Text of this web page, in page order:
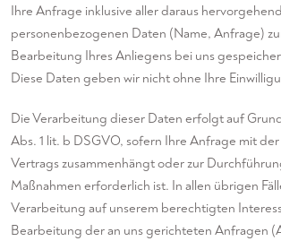
Ihre Anfrage inklusive aller daraus
personenbezogenen Daten (Name, Anfrage)
Bearbeitung Ihres Anliegens bei uns
Diese Daten geben wir nicht ohne Ihre
Die Verarbeitung dieser Daten erfolgt auf
Abs. 1 lit. b DSGVO, sofern Ihre Anfrage mit
Vertrags zusammenhängt oder zur
Maßnahmen erforderlich ist. In allen übrigen
Verarbeitung auf unserem berechtigten
Bearbeitung der an uns gerichteten Anfragen